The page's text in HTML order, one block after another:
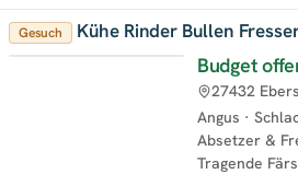
Gesuch Kühe Rinder Bullen
Budget
Angus ·
Absetzer &
Tragende
27432